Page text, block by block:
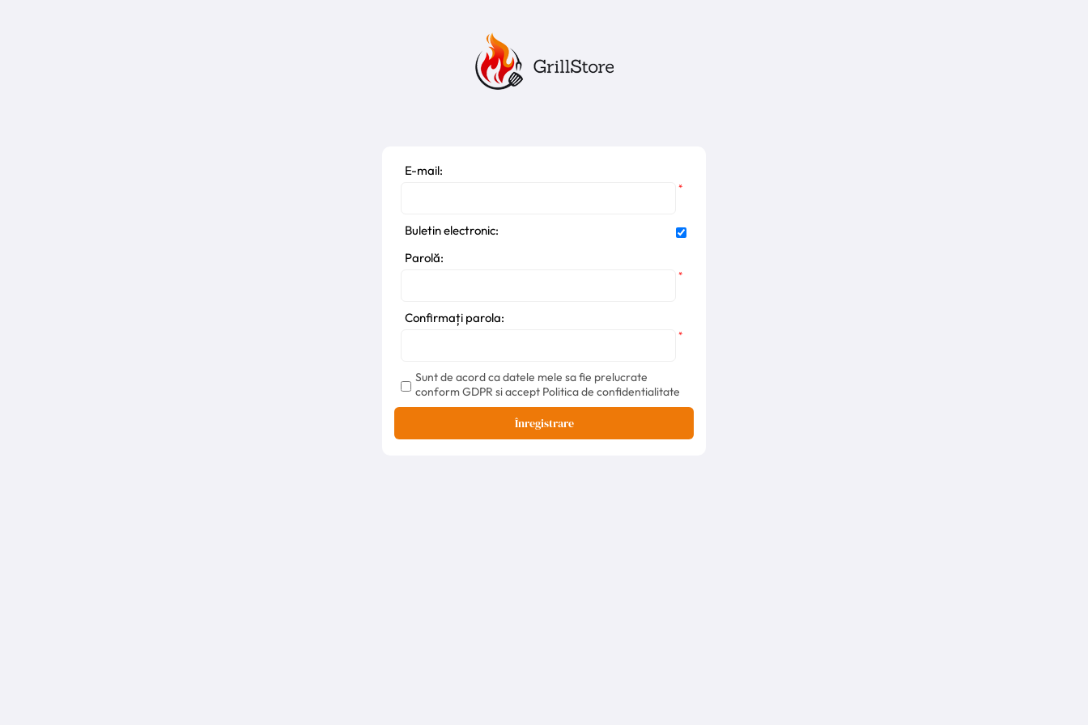
E-mail:
*
Buletin electronic:
Parolă:
*
Confirmați parola:
*
Sunt de acord ca datele mele sa fie prelucrate
conform GDPR si accept Politica de confidentialitate
Înregistrare